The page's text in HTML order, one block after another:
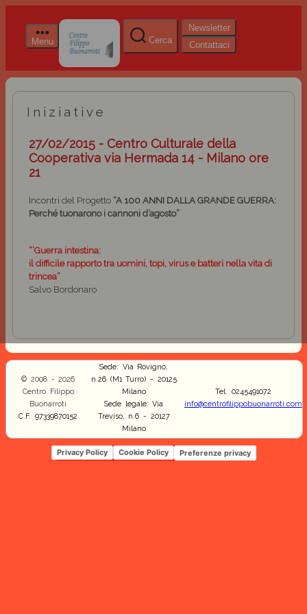
Menu Cerca
Newsletter
Contattaci
Iniziative
27/02/2015 - Centro Culturale della
Cooperativa via Hermada 14 - Milano ore
21
Incontri del Progetto “A 100 ANNI DALLA GRANDE GUERRA:
Perché tuonarono i cannoni d’agosto”
“‘Guerra intestina:
il difficile rapporto tra uomini, topi, virus e batteri nella vita di
trincea”
Salvo Bordonaro
© 2008 - 2026
Centro Filippo
Buonarroti
C.F. 97339870152
Sede: Via Rovigno,
n.26 (M1 Turro) - 20125
Milano
Sede legale: Via
Treviso, n.6 - 20127
Milano
Tel. 0245491072
info@centrofilippobuonarroti.com
Privacy Policy Cookie Policy Preferenze privacy